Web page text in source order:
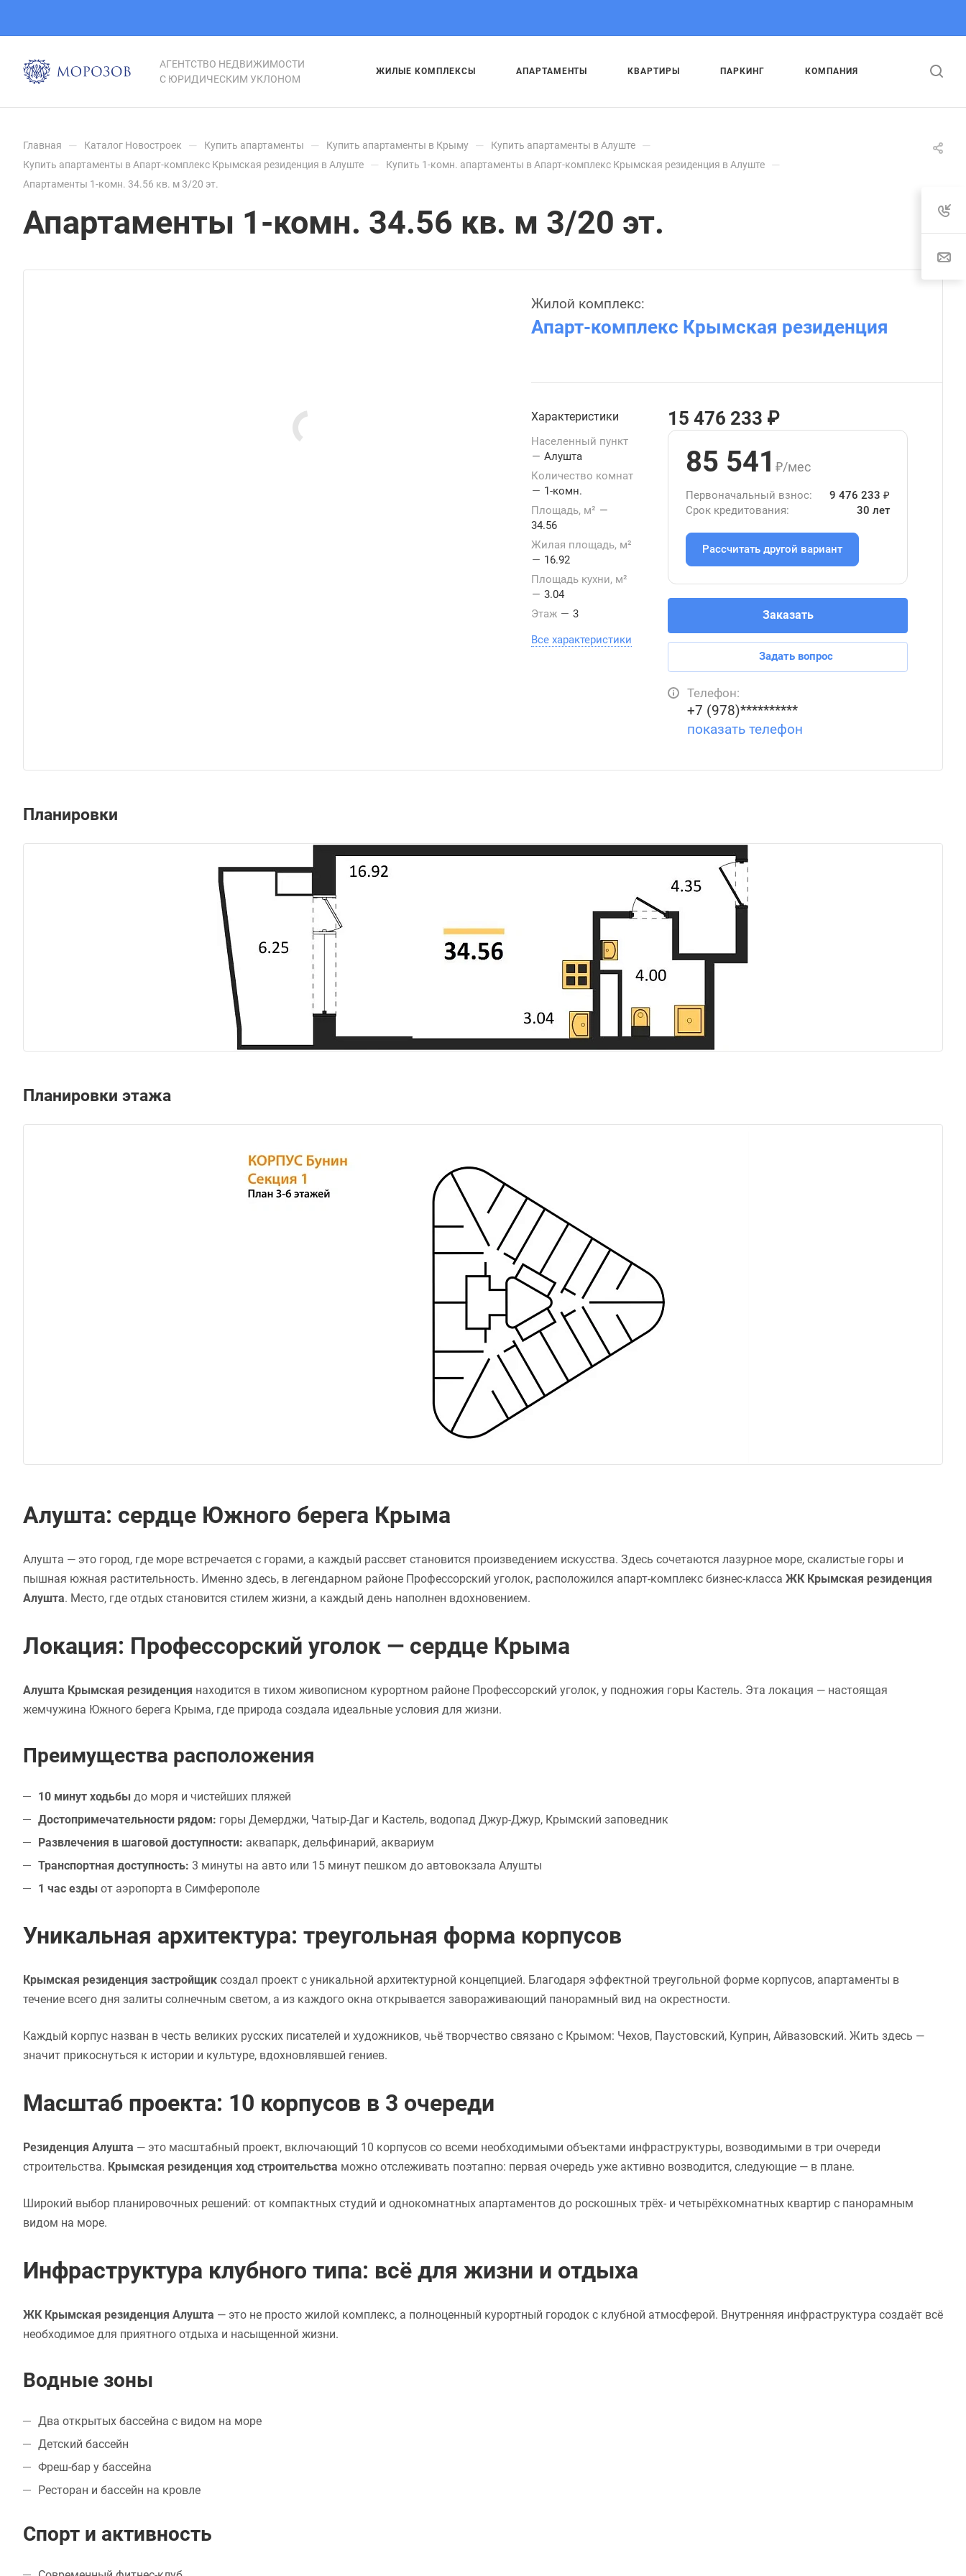
АГЕНТСТВО НЕДВИЖИМОСТИ
С ЮРИДИЧЕСКИМ УКЛОНОМ
ЖИЛЫЕ КОМПЛЕКСЫ АПАРТАМЕНТЫ КВАРТИРЫ ПАРКИНГ КОМПАНИЯ
Главная — Каталог Новостроек — Купить апартаменты — Купить апартаменты в Крыму — Купить апартаменты в Алуште —
Купить апартаменты в Апарт-комплекс Крымская резиденция в Алуште — Купить 1-комн. апартаменты в Апарт-комплекс Крымская резиденция в Алуште —
Апартаменты 1-комн. 34.56 кв. м 3/20 эт.
Апартаменты 1-комн. 34.56 кв. м 3/20 эт.
Жилой комплекс:
Апарт-комплекс Крымская резиденция
Характеристики
Населенный пункт
— Алушта
Количество комнат
— 1-комн.
Площадь, м² —
34.56
Жилая площадь, м²
— 16.92
Площадь кухни, м²
— 3.04
Этаж — 3
Все характеристики
15 476 233 ₽
85 541 ₽/мес
Первоначальный взнос:
9 476 233 ₽
Срок кредитования:
30 лет
Рассчитать другой вариант
Заказать
Задать вопрос
Телефон:
+7 (978)**********
показать телефон
Планировки
Планировки этажа
Алушта: сердце Южного берега Крыма
Алушта — это город, где море встречается с горами, а каждый рассвет становится произведением искусства. Здесь сочетаются лазурное море, скалистые горы и
пышная южная растительность. Именно здесь, в легендарном районе Профессорский уголок, расположился апарт-комплекс бизнес-класса ЖК Крымская резиденция
Алушта. Место, где отдых становится стилем жизни, а каждый день наполнен вдохновением.
Локация: Профессорский уголок — сердце Крыма
Алушта Крымская резиденция находится в тихом живописном курортном районе Профессорский уголок, у подножия горы Кастель. Эта локация — настоящая
жемчужина Южного берега Крыма, где природа создала идеальные условия для жизни.
Преимущества расположения
10 минут ходьбы до моря и чистейших пляжей
Достопримечательности рядом: горы Демерджи, Чатыр-Даг и Кастель, водопад Джур-Джур, Крымский заповедник
Развлечения в шаговой доступности: аквапарк, дельфинарий, аквариум
Транспортная доступность: 3 минуты на авто или 15 минут пешком до автовокзала Алушты
1 час езды от аэропорта в Симферополе
Уникальная архитектура: треугольная форма корпусов
Крымская резиденция застройщик создал проект с уникальной архитектурной концепцией. Благодаря эффектной треугольной форме корпусов, апартаменты в
течение всего дня залиты солнечным светом, а из каждого окна открывается завораживающий панорамный вид на окрестности.
Каждый корпус назван в честь великих русских писателей и художников, чьё творчество связано с Крымом: Чехов, Паустовский, Куприн, Айвазовский. Жить здесь —
значит прикоснуться к истории и культуре, вдохновлявшей гениев.
Масштаб проекта: 10 корпусов в 3 очереди
Резиденция Алушта — это масштабный проект, включающий 10 корпусов со всеми необходимыми объектами инфраструктуры, возводимыми в три очереди
строительства. Крымская резиденция ход строительства можно отслеживать поэтапно: первая очередь уже активно возводится, следующие — в плане.
Широкий выбор планировочных решений: от компактных студий и однокомнатных апартаментов до роскошных трёх- и четырёхкомнатных квартир с панорамным
видом на море.
Инфраструктура клубного типа: всё для жизни и отдыха
ЖК Крымская резиденция Алушта — это не просто жилой комплекс, а полноценный курортный городок с клубной атмосферой. Внутренняя инфраструктура создаёт всё
необходимое для приятного отдыха и насыщенной жизни.
Водные зоны
Два открытых бассейна с видом на море
Детский бассейн
Фреш-бар у бассейна
Ресторан и бассейн на кровле
Спорт и активность